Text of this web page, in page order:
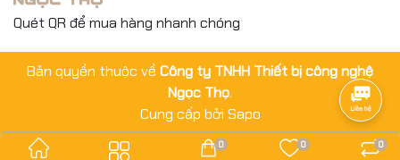
Quét QR để mua hàng nhanh chóng
Bản quyền thuộc về Công ty TNHH Thiết bị công nghệ
Ngọc Thọ.
Cung cấp bởi Sapo
0 0 0